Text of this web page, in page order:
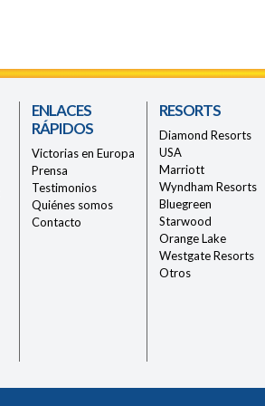
ENLACES
RÁPIDOS
Victorias en Europa
Prensa
Testimonios
Quiénes somos
Contacto
RESORTS
Diamond Resorts
USA
Marriott
Wyndham Resorts
Bluegreen
Starwood
Orange Lake
Westgate Resorts
Otros